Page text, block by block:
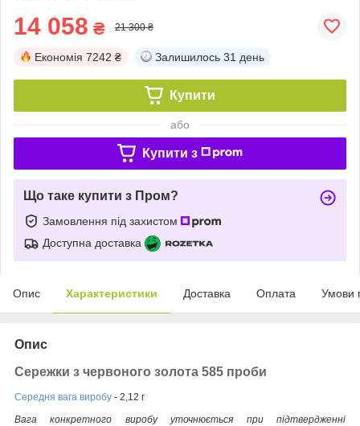
14 058 ₴ 21 300 ₴
Економія 7242 ₴ Залишилось 31 день
Купити
або
Купити з
Що таке купити з Пром?
Замовлення під захистом
Доступна доставка
Опис Характеристики Доставка Оплата Умови
Опис
Сережки з червоного золота 585 проби
Середня вага виробу - 2,12 г
Вага конкретного виробу уточнюється при підтвердженні